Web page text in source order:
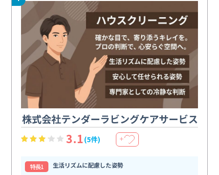
株式会社テンダーラビングケアサービス
3.1 (5件) ＋
特⻑1
生活リズムに配慮した姿勢